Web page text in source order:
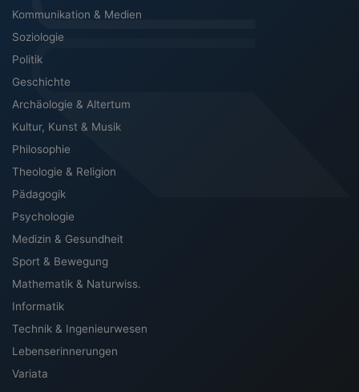
Kommunikation & Medien
Soziologie
Politik
Geschichte
Archäologie & Altertum
Kultur, Kunst & Musik
Philosophie
Theologie & Religion
Pädagogik
Psychologie
Medizin & Gesundheit
Sport & Bewegung
Mathematik & Naturwiss.
Informatik
Technik & Ingenieurwesen
Lebenserinnerungen
Variata